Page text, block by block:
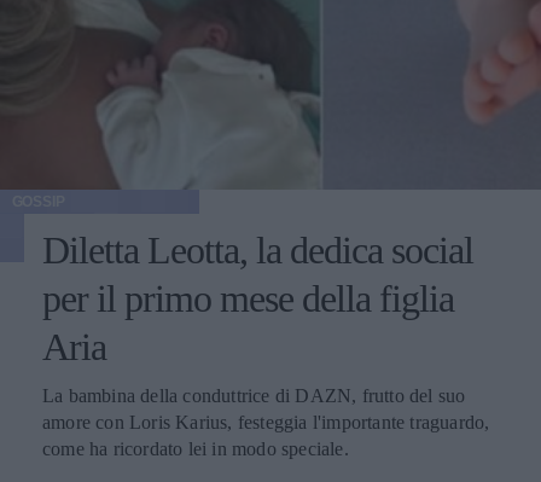
Diletta Leotta, la dedica social
per il primo mese della figlia
Aria
La bambina della conduttrice di DAZN, frutto del suo
amore con Loris Karius, festeggia l'importante traguardo,
come ha ricordato lei in modo speciale.